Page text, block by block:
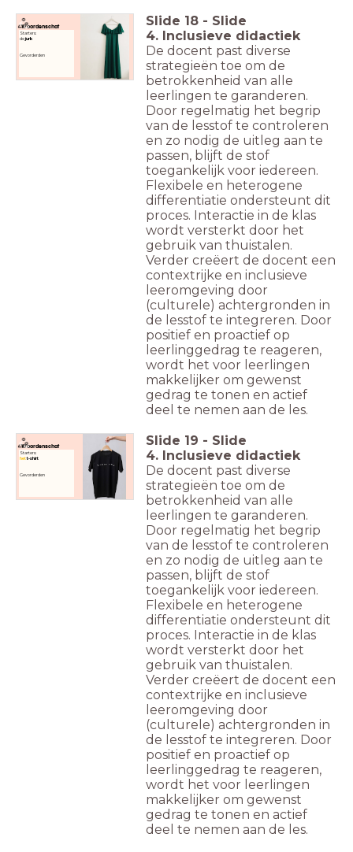
Woordenschat
Starters:
dejurk
Gevorderden
Slide 18 - Slide
4. Inclusieve didactiek
De docent past diverse
strategieën toe om de
betrokkenheid van alle
leerlingen te garanderen.
Door regelmatig het begrip
van de lesstof te controleren
en zo nodig de uitleg aan te
passen, blijft de stof
toegankelijk voor iedereen.
Flexibele en heterogene
differentiatie ondersteunt dit
proces. Interactie in de klas
wordt versterkt door het
gebruik van thuistalen.
Verder creëert de docent een
contextrijke en inclusieve
leeromgeving door
(culturele) achtergronden in
de lesstof te integreren. Door
positief en proactief op
leerlinggedrag te reageren,
wordt het voor leerlingen
makkelijker om gewenst
gedrag te tonen en actief
deel te nemen aan de les.
Woordenschat
Starters:
hett-shirt
Gevorderden
Slide 19 - Slide
4. Inclusieve didactiek
De docent past diverse
strategieën toe om de
betrokkenheid van alle
leerlingen te garanderen.
Door regelmatig het begrip
van de lesstof te controleren
en zo nodig de uitleg aan te
passen, blijft de stof
toegankelijk voor iedereen.
Flexibele en heterogene
differentiatie ondersteunt dit
proces. Interactie in de klas
wordt versterkt door het
gebruik van thuistalen.
Verder creëert de docent een
contextrijke en inclusieve
leeromgeving door
(culturele) achtergronden in
de lesstof te integreren. Door
positief en proactief op
leerlinggedrag te reageren,
wordt het voor leerlingen
makkelijker om gewenst
gedrag te tonen en actief
deel te nemen aan de les.